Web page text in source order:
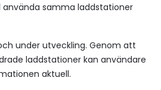
använda samma laddstationer
under utveckling. Genom att
laddstationer kan användare
aktuell.